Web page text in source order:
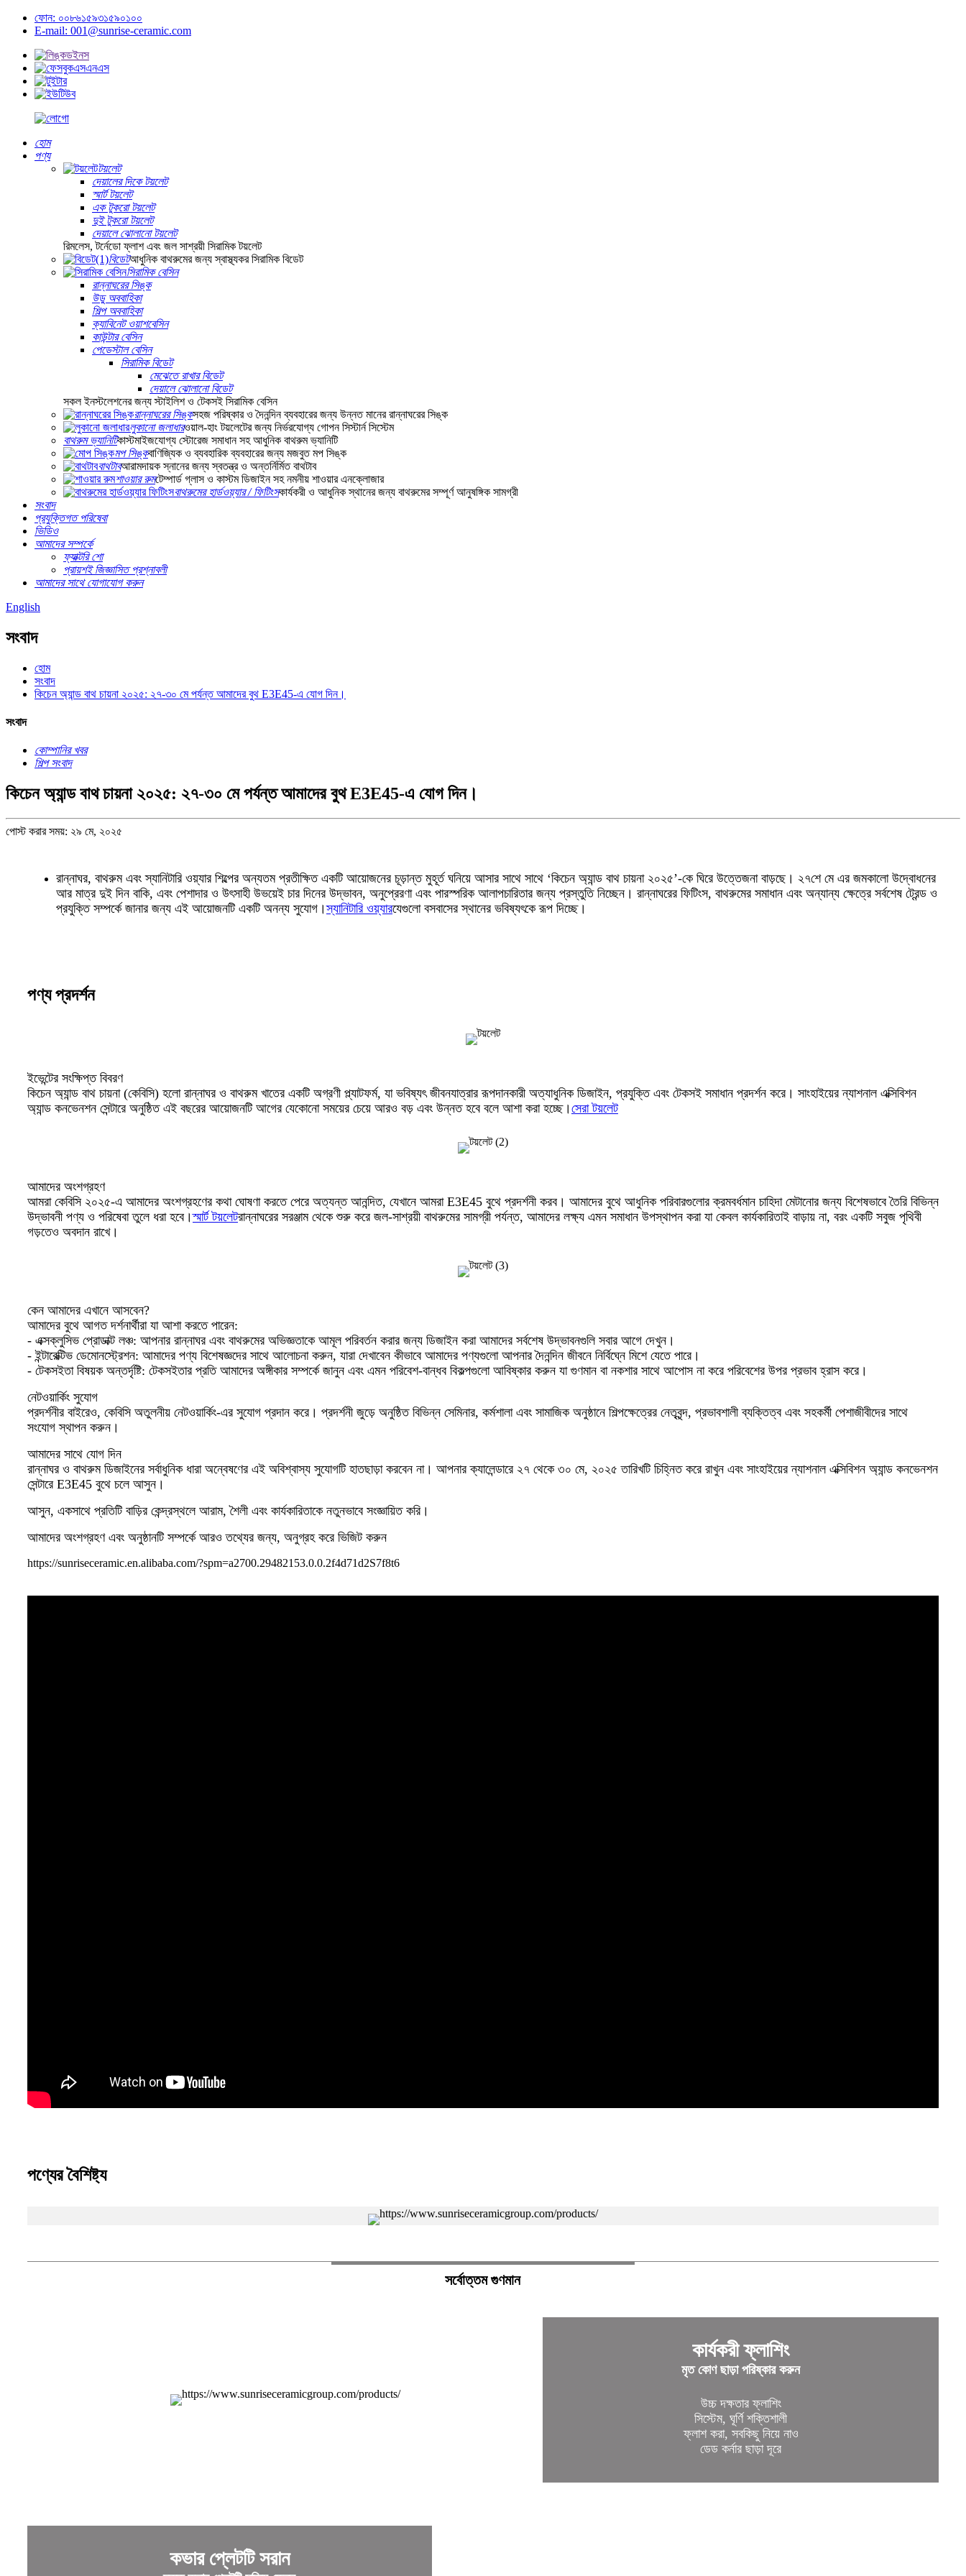
ফোন: ০০৮৬১৫৯৩১৫৯০১০০
E-mail: 001@sunrise-ceramic.com
হোম
পণ্য
টয়লেট
দেয়ালের দিকে টয়লেট
স্মার্ট টয়লেট
এক টুকরো টয়লেট
দুই টুকরো টয়লেট
দেয়ালে ঝোলানো টয়লেট
রিমলেস, টর্নেডো ফ্লাশ এবং জল সাশ্রয়ী সিরামিক টয়লেট
বিডেটআধুনিক বাথরুমের জন্য স্বাস্থ্যকর সিরামিক বিডেট
সিরামিক বেসিন
রান্নাঘরের সিঙ্ক
উডু অববাহিকা
শিল্প অববাহিকা
ক্যাবিনেট ওয়াশবেসিন
কাউন্টার বেসিন
পেডেস্টাল বেসিন
সিরামিক বিডেট
মেঝেতে রাখার বিডেট
দেয়ালে ঝোলানো বিডেট
সকল ইনস্টলেশনের জন্য স্টাইলিশ ও টেকসই সিরামিক বেসিন
রান্নাঘরের সিঙ্কসহজ পরিষ্কার ও দৈনন্দিন ব্যবহারের জন্য উন্নত মানের রান্নাঘরের সিঙ্ক
লুকানো জলাধারওয়াল-হাং টয়লেটের জন্য নির্ভরযোগ্য গোপন সিস্টার্ন সিস্টেম
বাথরুম ভ্যানিটিকাস্টমাইজযোগ্য স্টোরেজ সমাধান সহ আধুনিক বাথরুম ভ্যানিটি
মপ সিঙ্কবাণিজ্যিক ও ব্যবহারিক ব্যবহারের জন্য মজবুত মপ সিঙ্ক
বাথটাবআরামদায়ক স্নানের জন্য স্বতন্ত্র ও অন্তর্নির্মিত বাথটাব
শাওয়ার রুমটেম্পার্ড গ্লাস ও কাস্টম ডিজাইন সহ নমনীয় শাওয়ার এনক্লোজার
বাথরুমের হার্ডওয়্যার / ফিটিংসকার্যকরী ও আধুনিক স্থানের জন্য বাথরুমের সম্পূর্ণ আনুষঙ্গিক সামগ্রী
সংবাদ
প্রযুক্তিগত পরিষেবা
ভিডিও
আমাদের সম্পর্কে
ফ্যাক্টরি শো
প্রায়শই জিজ্ঞাসিত প্রশ্নাবলী
আমাদের সাথে যোগাযোগ করুন
English
সংবাদ
হোম
সংবাদ
কিচেন অ্যান্ড বাথ চায়না ২০২৫: ২৭-৩০ মে পর্যন্ত আমাদের বুথ E3E45-এ যোগ দিন।
সংবাদ
কোম্পানির খবর
শিল্প সংবাদ
কিচেন অ্যান্ড বাথ চায়না ২০২৫: ২৭-৩০ মে পর্যন্ত আমাদের বুথ E3E45-এ যোগ দিন।
পোস্ট করার সময়: ২৯ মে, ২০২৫
রান্নাঘর, বাথরুম এবং স্যানিটারি ওয়্যার শিল্পের অন্যতম প্রতীক্ষিত একটি আয়োজনের চূড়ান্ত মুহূর্ত ঘনিয়ে আসার সাথে সাথে ‘কিচেন অ্যান্ড বাথ চায়না ২০২৫’-কে ঘিরে উত্তেজনা বাড়ছে। ২৭শে মে এর জমকালো উদ্বোধনের
আর মাত্র দুই দিন বাকি, এবং পেশাদার ও উৎসাহী উভয়েই চার দিনের উদ্ভাবন, অনুপ্রেরণা এবং পারস্পরিক আলাপচারিতার জন্য প্রস্তুতি নিচ্ছেন। রান্নাঘরের ফিটিংস, বাথরুমের সমাধান এবং অন্যান্য ক্ষেত্রে সর্বশেষ ট্রেন্ড ও
প্রযুক্তি সম্পর্কে জানার জন্য এই আয়োজনটি একটি অনন্য সুযোগ।স্যানিটারি ওয়্যারযেগুলো বসবাসের স্থানের ভবিষ্যৎকে রূপ দিচ্ছে।
পণ্য প্রদর্শন
ইভেন্টের সংক্ষিপ্ত বিবরণ
কিচেন অ্যান্ড বাথ চায়না (কেবিসি) হলো রান্নাঘর ও বাথরুম খাতের একটি অগ্রণী প্ল্যাটফর্ম, যা ভবিষ্যৎ জীবনযাত্রার রূপদানকারী অত্যাধুনিক ডিজাইন, প্রযুক্তি এবং টেকসই সমাধান প্রদর্শন করে। সাংহাইয়ের ন্যাশনাল এক্সিবিশন
অ্যান্ড কনভেনশন সেন্টারে অনুষ্ঠিত এই বছরের আয়োজনটি আগের যেকোনো সময়ের চেয়ে আরও বড় এবং উন্নত হবে বলে আশা করা হচ্ছে। সেরা টয়লেট
আমাদের অংশগ্রহণ
আমরা কেবিসি ২০২৫-এ আমাদের অংশগ্রহণের কথা ঘোষণা করতে পেরে অত্যন্ত আনন্দিত, যেখানে আমরা E3E45 বুথে প্রদর্শনী করব। আমাদের বুথে আধুনিক পরিবারগুলোর ক্রমবর্ধমান চাহিদা মেটানোর জন্য বিশেষভাবে তৈরি বিভিন্ন
উদ্ভাবনী পণ্য ও পরিষেবা তুলে ধরা হবে।স্মার্ট টয়লেটরান্নাঘরের সরঞ্জাম থেকে শুরু করে জল-সাশ্রয়ী বাথরুমের সামগ্রী পর্যন্ত, আমাদের লক্ষ্য এমন সমাধান উপস্থাপন করা যা কেবল কার্যকারিতাই বাড়ায় না, বরং একটি সবুজ পৃথিবী
গড়তেও অবদান রাখে।
কেন আমাদের এখানে আসবেন?
আমাদের বুথে আগত দর্শনার্থীরা যা আশা করতে পারেন:
- এক্সক্লুসিভ প্রোডাক্ট লঞ্চ: আপনার রান্নাঘর এবং বাথরুমের অভিজ্ঞতাকে আমূল পরিবর্তন করার জন্য ডিজাইন করা আমাদের সর্বশেষ উদ্ভাবনগুলি সবার আগে দেখুন।
- ইন্টারেক্টিভ ডেমোনস্ট্রেশন: আমাদের পণ্য বিশেষজ্ঞদের সাথে আলোচনা করুন, যারা দেখাবেন কীভাবে আমাদের পণ্যগুলো আপনার দৈনন্দিন জীবনে নির্বিঘ্নে মিশে যেতে পারে।
- টেকসইতা বিষয়ক অন্তর্দৃষ্টি: টেকসইতার প্রতি আমাদের অঙ্গীকার সম্পর্কে জানুন এবং এমন পরিবেশ-বান্ধব বিকল্পগুলো আবিষ্কার করুন যা গুণমান বা নকশার সাথে আপোস না করে পরিবেশের উপর প্রভাব হ্রাস করে।
নেটওয়ার্কিং সুযোগ
প্রদর্শনীর বাইরেও, কেবিসি অতুলনীয় নেটওয়ার্কিং-এর সুযোগ প্রদান করে। প্রদর্শনী জুড়ে অনুষ্ঠিত বিভিন্ন সেমিনার, কর্মশালা এবং সামাজিক অনুষ্ঠানে শিল্পক্ষেত্রের নেতৃবৃন্দ, প্রভাবশালী ব্যক্তিত্ব এবং সহকর্মী পেশাজীবীদের সাথে
সংযোগ স্থাপন করুন।
আমাদের সাথে যোগ দিন
রান্নাঘর ও বাথরুম ডিজাইনের সর্বাধুনিক ধারা অন্বেষণের এই অবিশ্বাস্য সুযোগটি হাতছাড়া করবেন না। আপনার ক্যালেন্ডারে ২৭ থেকে ৩০ মে, ২০২৫ তারিখটি চিহ্নিত করে রাখুন এবং সাংহাইয়ের ন্যাশনাল এক্সিবিশন অ্যান্ড কনভেনশন
সেন্টারে E3E45 বুথে চলে আসুন।
আসুন, একসাথে প্রতিটি বাড়ির কেন্দ্রস্থলে আরাম, শৈলী এবং কার্যকারিতাকে নতুনভাবে সংজ্ঞায়িত করি।
আমাদের অংশগ্রহণ এবং অনুষ্ঠানটি সম্পর্কে আরও তথ্যের জন্য, অনুগ্রহ করে ভিজিট করুন
https://sunriseceramic.en.alibaba.com/?spm=a2700.29482153.0.0.2f4d71d2S7f8t6
পণ্যের বৈশিষ্ট্য
সর্বোত্তম গুণমান
কার্যকরী ফ্লাশিং
মৃত কোণ ছাড়া পরিষ্কার করুন
উচ্চ দক্ষতার ফ্লাশিং
সিস্টেম, ঘূর্ণি শক্তিশালী
ফ্লাশ করা, সবকিছু নিয়ে নাও
ডেড কর্নার ছাড়া দূরে
কভার প্লেটটি সরান